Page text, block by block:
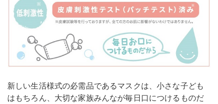
新しい生活様式の必需品であるマスクは、小さな子ども
はもちろん、大切な家族みんなが毎日口につけるものだ